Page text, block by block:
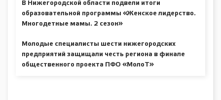
В Нижегородской области подвели итоги
образовательной программы «Женское лидерство.
Многодетные мамы. 2 сезон»
Молодые специалисты шести нижегородских
предприятий защищали честь региона в финале
общественного проекта ПФО «МолоТ»